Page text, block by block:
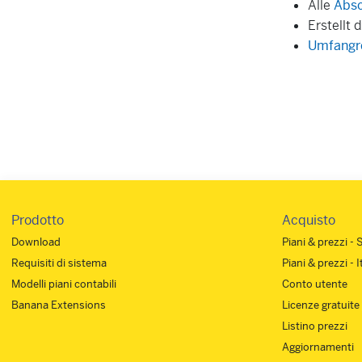
Alle
Erstellt
Prodotto
Download
Requisiti di sistema
Modelli piani contabili
Banana Extensions
Acquisto
Piani & prezzi -
Piani & prezzi -
Conto utente
Licenze
Listino prezzi
Aggiornamenti